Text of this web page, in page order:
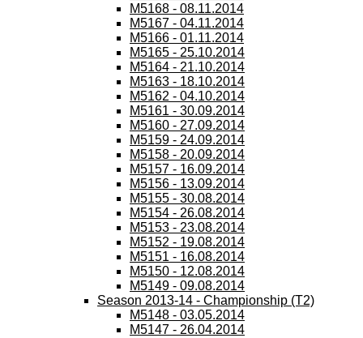
M5168 - 08.11.2014
M5167 - 04.11.2014
M5166 - 01.11.2014
M5165 - 25.10.2014
M5164 - 21.10.2014
M5163 - 18.10.2014
M5162 - 04.10.2014
M5161 - 30.09.2014
M5160 - 27.09.2014
M5159 - 24.09.2014
M5158 - 20.09.2014
M5157 - 16.09.2014
M5156 - 13.09.2014
M5155 - 30.08.2014
M5154 - 26.08.2014
M5153 - 23.08.2014
M5152 - 19.08.2014
M5151 - 16.08.2014
M5150 - 12.08.2014
M5149 - 09.08.2014
Season 2013-14 - Championship (T2)
M5148 - 03.05.2014
M5147 - 26.04.2014